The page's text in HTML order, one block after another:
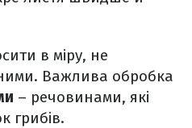
в міру, не
Важлива обробка
– речовинами, які
грибів.